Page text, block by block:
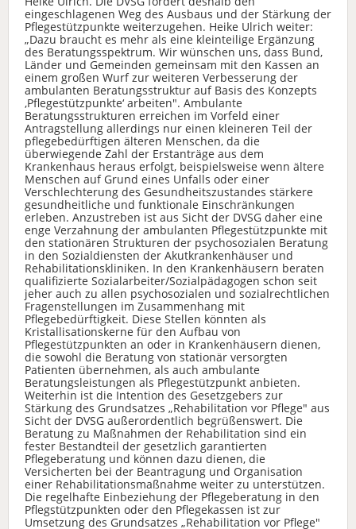
eingeschlagenen Weg des Ausbaus und der Stärkung der
Pflegestützpunkte weiterzugehen. Heike Ulrich weiter:
„Dazu braucht es mehr als eine kleinteilige Ergänzung
des Beratungsspektrum. Wir wünschen uns, dass Bund,
Länder und Gemeinden gemeinsam mit den Kassen an
einem großen Wurf zur weiteren Verbesserung der
ambulanten Beratungsstruktur auf Basis des Konzepts
‚Pflegestützpunkte‘ arbeiten". Ambulante
Beratungsstrukturen erreichen im Vorfeld einer
Antragstellung allerdings nur einen kleineren Teil der
pflegebedürftigen älteren Menschen, da die
überwiegende Zahl der Erstanträge aus dem
Krankenhaus heraus erfolgt, beispielsweise wenn ältere
Menschen auf Grund eines Unfalls oder einer
Verschlechterung des Gesundheitszustandes stärkere
gesundheitliche und funktionale Einschränkungen
erleben. Anzustreben ist aus Sicht der DVSG daher eine
enge Verzahnung der ambulanten Pflegestützpunkte mit
den stationären Strukturen der psychosozialen Beratung
in den Sozialdiensten der Akutkrankenhäuser und
Rehabilitationskliniken. In den Krankenhäusern beraten
qualifizierte Sozialarbeiter/Sozialpädagogen schon seit
jeher auch zu allen psychosozialen und sozialrechtlichen
Fragenstellungen im Zusammenhang mit
Pflegebedürftigkeit. Diese Stellen könnten als
Kristallisationskerne für den Aufbau von
Pflegestützpunkten an oder in Krankenhäusern dienen,
die sowohl die Beratung von stationär versorgten
Patienten übernehmen, als auch ambulante
Beratungsleistungen als Pflegestützpunkt anbieten.
Weiterhin ist die Intention des Gesetzgebers zur
Stärkung des Grundsatzes „Rehabilitation vor Pflege" aus
Sicht der DVSG außerordentlich begrüßenswert. Die
Beratung zu Maßnahmen der Rehabilitation sind ein
fester Bestandteil der gesetzlich garantierten
Pflegeberatung und können dazu dienen, die
Versicherten bei der Beantragung und Organisation
einer Rehabilitationsmaßnahme weiter zu unterstützen.
Die regelhafte Einbeziehung der Pflegeberatung in den
Pflegstützpunkten oder den Pflegekassen ist zur
Umsetzung des Grundsatzes „Rehabilitation vor Pflege"